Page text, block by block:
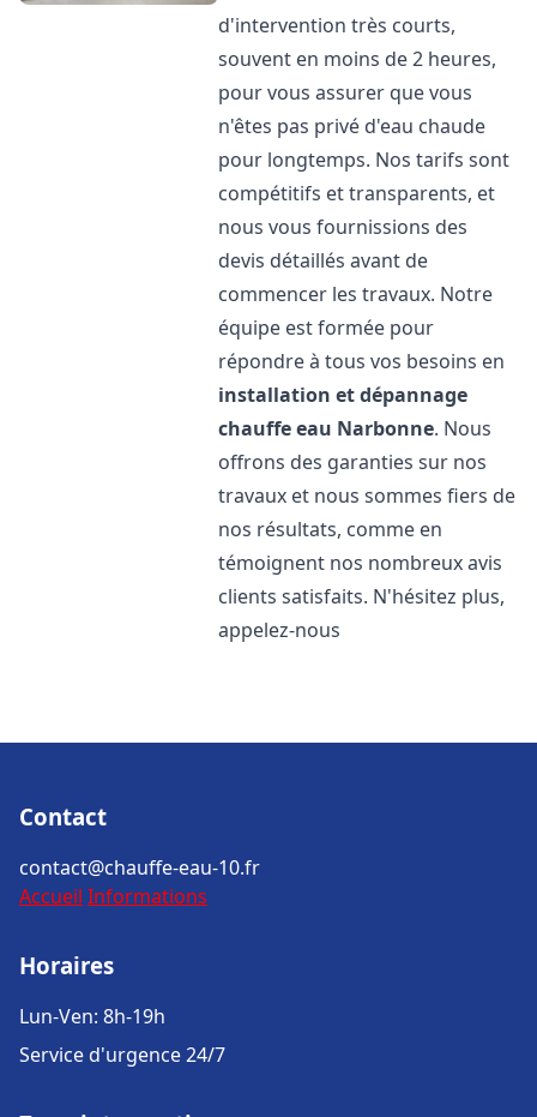
d'intervention très courts,
souvent en moins de 2 heures,
pour vous assurer que vous
n'êtes pas privé d'eau chaude
pour longtemps. Nos tarifs sont
compétitifs et transparents, et
nous vous fournissions des
devis détaillés avant de
commencer les travaux. Notre
équipe est formée pour
répondre à tous vos besoins en
installation et dépannage
chauffe eau Narbonne. Nous
offrons des garanties sur nos
travaux et nous sommes fiers de
nos résultats, comme en
témoignent nos nombreux avis
clients satisfaits. N'hésitez plus,
appelez-nous
Contact
contact@chauffe-eau-10.fr
Accueil Informations
Horaires
Lun-Ven: 8h-19h
Service d'urgence 24/7